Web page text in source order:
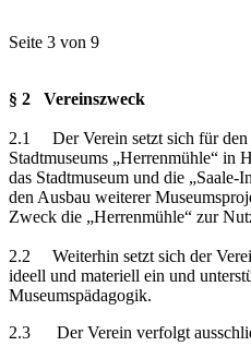
Seite 3 von 9
§ 2 Vereinszweck
2.1 Der Verein setzt sich für den
Stadtmuseums „Herrenmühle“ in
das Stadtmuseum und die „Saale-
den Ausbau weiterer
Zweck die „Herrenmühle“ zur
2.2 Weiterhin setzt sich der
ideell und materiell ein und
Museumspädagogik.
2.3 Der Verein verfolgt